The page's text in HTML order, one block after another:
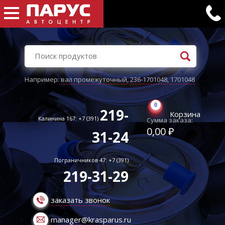
Например:вал промежуточный,236-1701048,1701048
Калинина 167: +7 (391) 219-
31-24
Пограничников 47: +7 (391)
219-31-29
заказать звонок
manager@krasparus.ru
0
Корзина
Сумма заказа:
0,00 ₽